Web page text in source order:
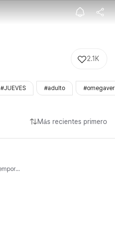
Detrás de
2.1K
#JUEVES #adulto
Más recientes primero
Final de la temporada 2